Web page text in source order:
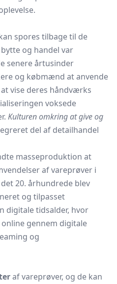
spores tilbage til de
og handel var
senere årtusinder
og købmænd at anvende
vise deres håndværks
voksede
Kulturen omkring at give og
del af detailhandel
masseproduktion at
af vareprøver i
20. århundrede blev
og tilpasset
digitale tidsalder, hvor
gennem digitale
og
af vareprøver, og de kan